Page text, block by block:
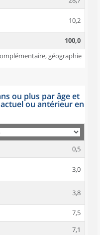
10,2
100,0
géographie
ou plus par âge et
ou antérieur en
0,5
3,0
3,8
7,5
7,1